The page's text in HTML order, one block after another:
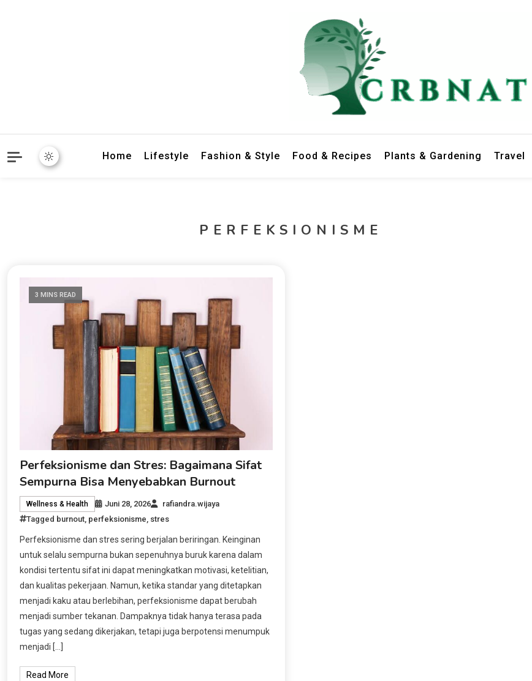
Home Lifestyle Fashion & Style Food & Recipes Plants & Gardening Travel
PERFEKSIONISME
3 MINS READ
Perfeksionisme dan Stres: Bagaimana Sifat
Sempurna Bisa Menyebabkan Burnout
Wellness & Health Juni 28, 2026
rafiandra.wijaya
Tagged burnout, perfeksionisme, stres
Perfeksionisme dan stres sering berjalan beriringan. Keinginan
untuk selalu sempurna bukan sepenuhnya buruk karena dalam
kondisi tertentu sifat ini dapat meningkatkan motivasi, ketelitian,
dan kualitas pekerjaan. Namun, ketika standar yang ditetapkan
menjadi kaku atau berlebihan, perfeksionisme dapat berubah
menjadi sumber tekanan. Dampaknya tidak hanya terasa pada
tugas yang sedang dikerjakan, tetapi juga berpotensi menumpuk
menjadi […]
Read More